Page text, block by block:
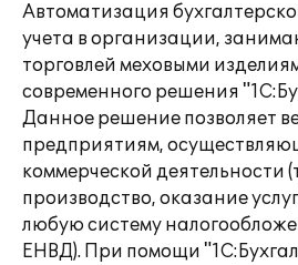
Автоматизация
учета в организации,
торговлей меховыми
современного решения
Данное решение позволяет
предприятиям,
коммерческой деятельности
производство, оказание
любую систему
ЕНВД). При помощи